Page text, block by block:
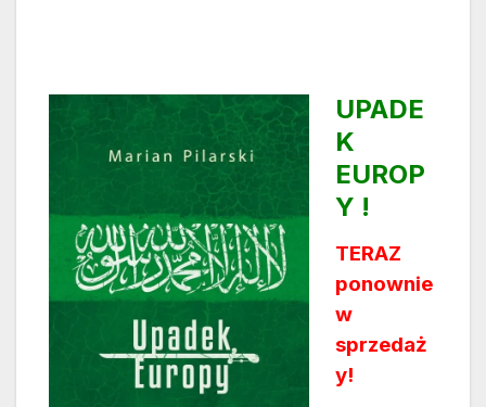
UPADE
K
EUROP
Y !
TERAZ
ponownie
w
sprzedaż
y!